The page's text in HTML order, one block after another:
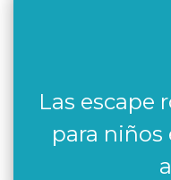
Las escape
para niños